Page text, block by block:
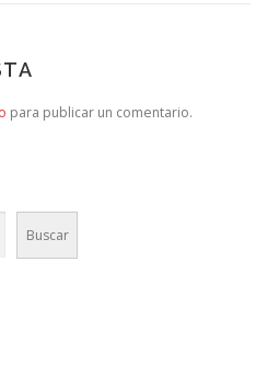
para publicar un comentario.
Buscar